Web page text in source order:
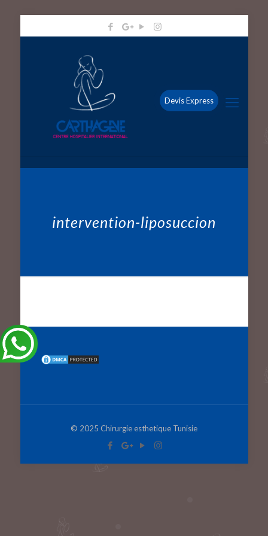
Devis Express
intervention-liposuccion
© 2025 Chirurgie esthetique Tunisie